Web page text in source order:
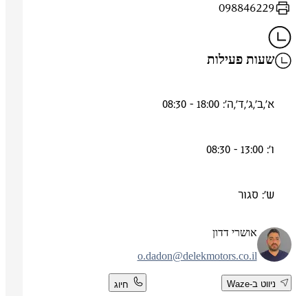
098846229
שעות פעילות
א',ב',ג',ד',ה': 18:00 - 08:30
ש': סגור
אושרי דדון
o.dadon@delekmotors.co.il
ניווט ב-Waze חיוג